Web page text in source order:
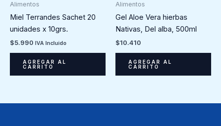
Alimentos
Miel Terrandes Sachet 20
unidades x 10grs.
$5.990 IVA Incluido
AGREGAR AL
CARRITO
Alimentos
Gel Aloe Vera hierbas
Nativas, Del alba, 500ml
$10.410
AGREGAR AL
CARRITO